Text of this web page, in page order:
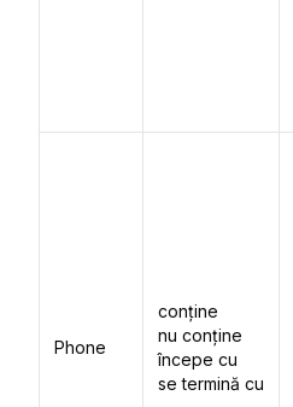
Phone
conține
nu conține
începe cu
se termină cu